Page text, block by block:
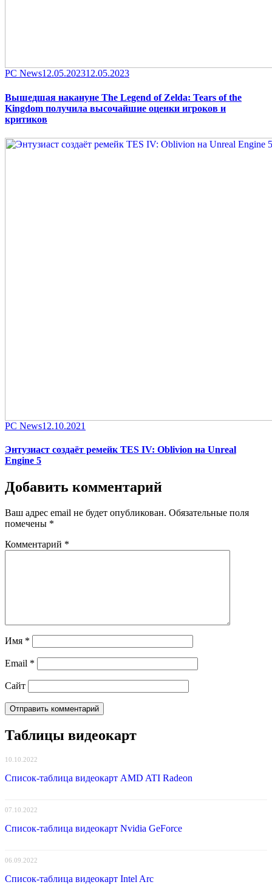
Category
PC NewsPosted
12.05.202312.05.2023
Вышедшая накануне The Legend of Zelda: Tears of the
Kingdom получила высочайшие оценки игроков и
критиков
Category
PC NewsPosted
12.10.2021
Энтузиаст создаёт ремейк TES IV: Oblivion на Unreal
Engine 5
Добавить комментарий
Ваш адрес email не будет опубликован. Обязательные поля
помечены *
Комментарий *
Имя *
Email *
Сайт
Таблицы видеокарт
10.10.2022
Список-таблица видеокарт AMD ATI Radeon
07.10.2022
Список-таблица видеокарт Nvidia GeForce
06.09.2022
Список-таблица видеокарт Intel Arc